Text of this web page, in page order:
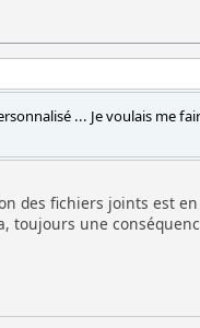
... Je voulais me
des fichiers joints est
toujours une